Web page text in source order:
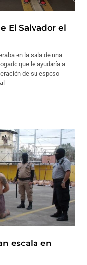
El Salvador el
en la sala de una
que le ayudaría a
de su esposo
escala en